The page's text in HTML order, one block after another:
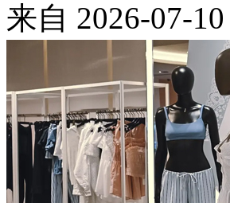
来自 2026-07-10